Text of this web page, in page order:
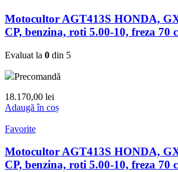
Motocultor AGT413S HONDA,
CP, benzina, roti 5.00-10, freza 70
Evaluat la 0 din 5
Precomandă
18.170,00 lei
Adaugă în coș
Favorite
Motocultor AGT413S HONDA,
CP, benzina, roti 5.00-10, freza 70